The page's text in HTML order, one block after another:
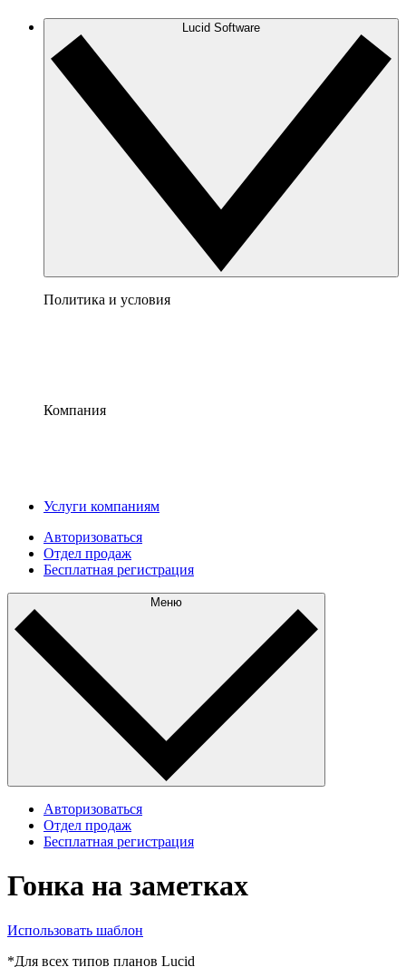
Lucid Software
Политика и условия
Компания
Услуги компаниям
Авторизоваться
Отдел продаж
Бесплатная регистрация
Меню
Авторизоваться
Отдел продаж
Бесплатная регистрация
Гонка на заметках
Использовать шаблон
*Для всех типов планов Lucid